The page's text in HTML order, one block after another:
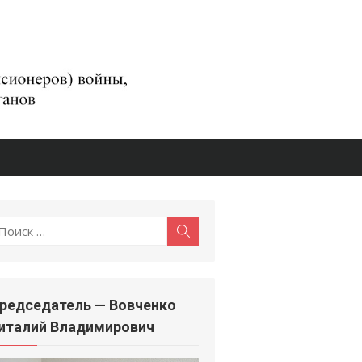
— Вовченко
Владимирович